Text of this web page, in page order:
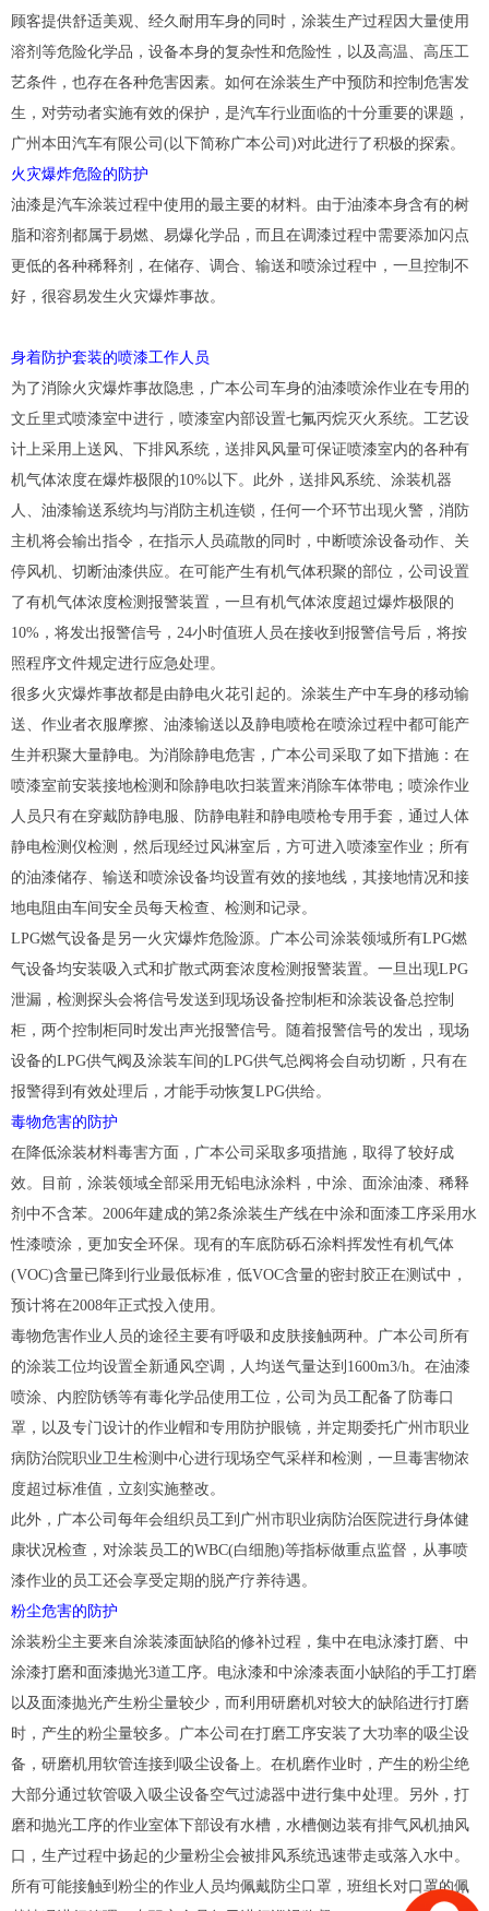
顾客提供舒适美观、经久耐用车身的同时，涂装生产过程因大量使用
溶剂等危险化学品，设备本身的复杂性和危险性，以及高温、高压工
艺条件，也存在各种危害因素。如何在涂装生产中预防和控制危害发
生，对劳动者实施有效的保护，是汽车行业面临的十分重要的课题，
广州本田汽车有限公司(以下简称广本公司)对此进行了积极的探索。
火灾爆炸危险的防护
油漆是汽车涂装过程中使用的最主要的材料。由于油漆本身含有的树
脂和溶剂都属于易燃、易爆化学品，而且在调漆过程中需要添加闪点
更低的各种稀释剂，在储存、调合、输送和喷涂过程中，一旦控制不
好，很容易发生火灾爆炸事故。
身着防护套装的喷漆工作人员
为了消除火灾爆炸事故隐患，广本公司车身的油漆喷涂作业在专用的
文丘里式喷漆室中进行，喷漆室内部设置七氟丙烷灭火系统。工艺设
计上采用上送风、下排风系统，送排风风量可保证喷漆室内的各种有
机气体浓度在爆炸极限的10%以下。此外，送排风系统、涂装机器
人、油漆输送系统均与消防主机连锁，任何一个环节出现火警，消防
主机将会输出指令，在指示人员疏散的同时，中断喷涂设备动作、关
停风机、切断油漆供应。在可能产生有机气体积聚的部位，公司设置
了有机气体浓度检测报警装置，一旦有机气体浓度超过爆炸极限的
10%，将发出报警信号，24小时值班人员在接收到报警信号后，将按
照程序文件规定进行应急处理。
很多火灾爆炸事故都是由静电火花引起的。涂装生产中车身的移动输
送、作业者衣服摩擦、油漆输送以及静电喷枪在喷涂过程中都可能产
生并积聚大量静电。为消除静电危害，广本公司采取了如下措施：在
喷漆室前安装接地检测和除静电吹扫装置来消除车体带电；喷涂作业
人员只有在穿戴防静电服、防静电鞋和静电喷枪专用手套，通过人体
静电检测仪检测，然后现经过 风淋室 后，方可进入喷漆室作业；所有
的油漆储存、输送和喷涂设备均设置有效的接地线，其接地情况和接
地电阻由车间安全员每天检查、检测和记录。
LPG燃气设备是另一火灾爆炸危险源。广本公司涂装领域所有LPG燃
气设备均安装吸入式和扩散式两套浓度检测报警装置。一旦出现LPG
泄漏，检测探头会将信号发送到现场设备控制柜和涂装设备总控制
柜，两个控制柜同时发出声光报警信号。随着报警信号的发出，现场
设备的LPG供气阀及涂装车间的LPG供气总阀将会自动切断，只有在
报警得到有效处理后，才能手动恢复LPG供给。
毒物危害的防护
在降低涂装材料毒害方面，广本公司采取多项措施，取得了较好成
效。目前，涂装领域全部采用无铅电泳涂料，中涂、面涂油漆、稀释
剂中不含苯。2006年建成的第2条涂装生产线在中涂和面漆工序采用水
性漆喷涂，更加安全环保。现有的车底防砾石涂料挥发性有机气体
(VOC)含量已降到行业最低标准，低VOC含量的密封胶正在测试中，
预计将在2008年正式投入使用。
毒物危害作业人员的途径主要有呼吸和皮肤接触两种。广本公司所有
的涂装工位均设置全新通风空调，人均送气量达到1600m3/h。在油漆
喷涂、内腔防锈等有毒化学品使用工位，公司为员工配备了防毒口
罩，以及专门设计的作业帽和专用防护眼镜，并定期委托广州市职业
病防治院职业卫生检测中心进行现场空气采样和检测，一旦毒害物浓
度超过标准值，立刻实施整改。
此外，广本公司每年会组织员工到广州市职业病防治医院进行身体健
康状况检查，对涂装员工的WBC(白细胞)等指标做重点监督，从事喷
漆作业的员工还会享受定期的脱产疗养待遇。
粉尘危害的防护
涂装粉尘主要来自涂装漆面缺陷的修补过程，集中在电泳漆打磨、中
涂漆打磨和面漆抛光3道工序。电泳漆和中涂漆表面小缺陷的手工打磨
以及面漆抛光产生粉尘量较少，而利用研磨机对较大的缺陷进行打磨
时，产生的粉尘量较多。广本公司在打磨工序安装了大功率的吸尘设
备，研磨机用软管连接到吸尘设备上。在机磨作业时，产生的粉尘绝
大部分通过软管吸入吸尘设备空气过滤器中进行集中处理。另外，打
磨和抛光工序的作业室体下部设有水槽，水槽侧边装有排气风机抽风
口，生产过程中扬起的少量粉尘会被排风系统迅速带走或落入水中。
所有可能接触到粉尘的作业人员均佩戴防尘口罩，班组长对口罩的佩